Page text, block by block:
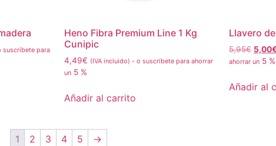
suscríbete para
Heno Fibra Premium Line 1 Kg
Cunipic
4,49€ (IVA incluido) - o suscríbete para ahorrar
un 5 %
Añadir al carrito
Llavero
5,95€ 5,00
ahorrar un 5 %
Añadir al
1 2 3 4 5 →